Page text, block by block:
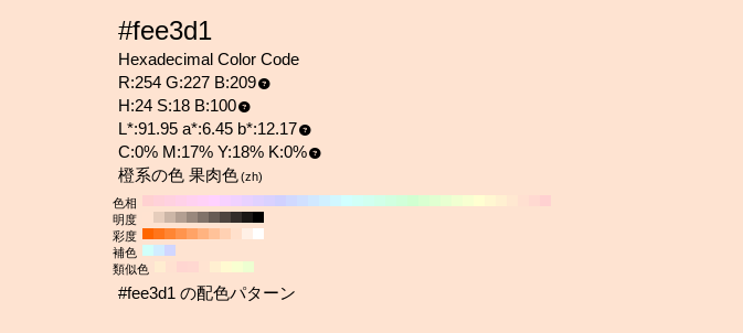
#fee3d1
Hexadecimal Color Code
R:254 G:227 B:209
H:24 S:18 B:100
L*:91.95 a*:6.45 b*:12.17
C:0% M:17% Y:18% K:0%
橙系の色 果肉色(zh)
色相
明度
彩度
補色
類似色
#fee3d1 の配色パターン